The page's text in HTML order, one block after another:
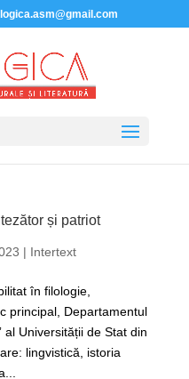
și patriot
| Intertext
în filologie,
principal, Departamentul
al Universității de Stat din
lingvistică, istoria